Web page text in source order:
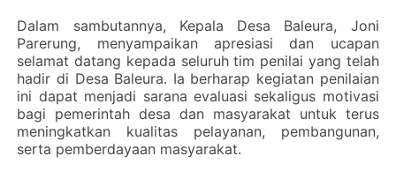
‎Dalam sambutannya, Kepala Desa Baleura, Joni
Parerung, menyampaikan apresiasi dan ucapan
selamat datang kepada seluruh tim penilai yang telah
hadir di Desa Baleura. Ia berharap kegiatan penilaian
ini dapat menjadi sarana evaluasi sekaligus motivasi
bagi pemerintah desa dan masyarakat untuk terus
meningkatkan kualitas pelayanan, pembangunan,
serta pemberdayaan masyarakat.